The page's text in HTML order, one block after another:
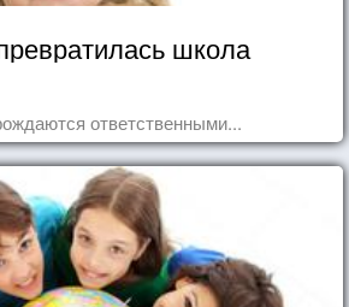
школа
ответственными...